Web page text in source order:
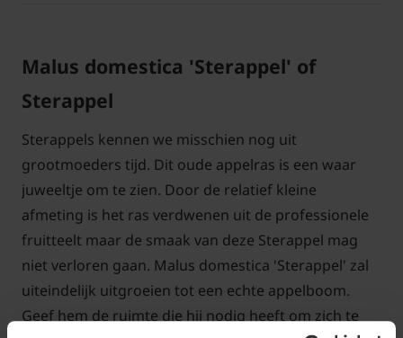
Malus domestica 'Sterappel' of
Sterappel
Sterappels kennen we misschien nog uit
grootmoeders tijd. Dit oude appelras is een waar
juweeltje om te zien. Door de relatief kleine
afmeting is het ras verdwenen uit de professionele
fruitteelt maar de smaak van deze Sterappel mag
niet verloren gaan. Malus domestica 'Sterappel' zal
uiteindelijk uitgroeien tot een echte appelboom.
Geef hem de ruimte die hij nodig heeft om zich te